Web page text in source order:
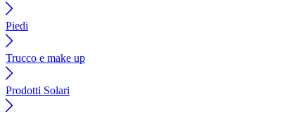
Piedi
Trucco e make up
Prodotti Solari